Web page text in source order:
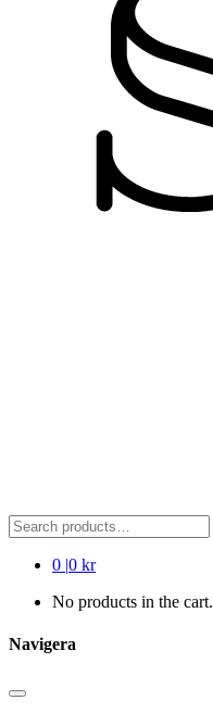
Search
for:
0 |0 kr
No products in the cart.
Navigera